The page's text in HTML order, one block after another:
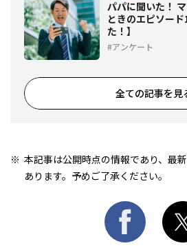
パパに聞いた！
ときのエピソー
た！】
アンケート
全ての記事を見
本記事は公開時点の情報であり、最
あります。予めご了承ください。